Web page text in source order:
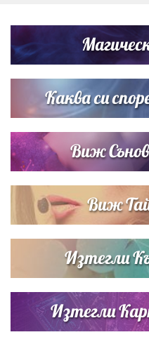
Димов издадоха своето
Дъщерята на Тодор
Братя Аргирови я
Каква си
Виж
Виж
Изтегли
Изтегли